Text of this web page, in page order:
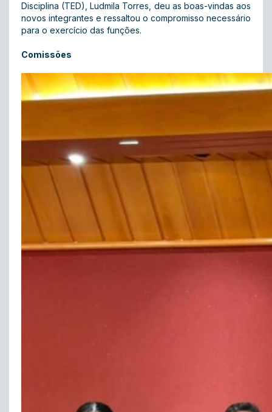
Disciplina (TED), Ludmila Torres, deu as boas-vindas aos
novos integrantes e ressaltou o compromisso necessário
para o exercício das funções.
Comissões